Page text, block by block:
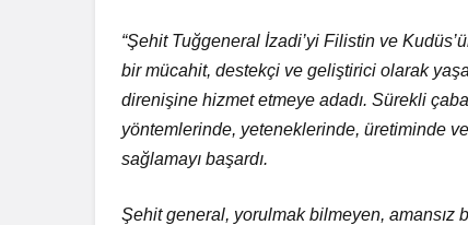
“Şehit Tuğgeneral İzadi’yi Filistin ve
bir mücahit, destekçi ve geliştirici olarak
direnişine hizmet etmeye adadı. Sürekli
yöntemlerinde, yeteneklerinde, üretiminde
sağlamayı başardı.
Şehit general, yorulmak bilmeyen,